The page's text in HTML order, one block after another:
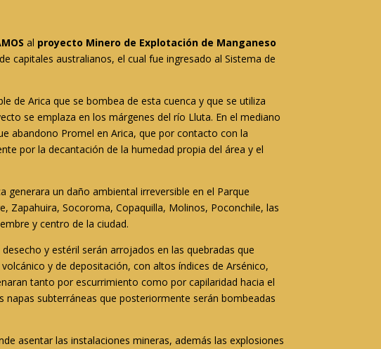
al proyecto Minero de Explotación de Manganeso
capitales australianos, el cual fue ingresado al Sistema de
de Arica que se bombea de esta cuenca y que se utiliza
se emplaza en los márgenes del río Lluta. En el mediano
abandono Promel en Arica, que por contacto con la
por la decantación de la humedad propia del área y el
un daño ambiental irreversible en el Parque
Zapahuira, Socoroma, Copaquilla, Molinos, Poconchile, las
y centro de la ciudad.
y estéril serán arrojados en las quebradas que
y de depositación, con altos índices de Arsénico,
tanto por escurrimiento como por capilaridad hacia el
napas subterráneas que posteriormente serán bombeadas
asentar las instalaciones mineras, además las explosiones